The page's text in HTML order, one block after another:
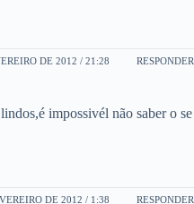
DE 2012 / 21:28 RESPONDER
impossivél não saber o se
DE 2012 / 1:38 RESPONDER